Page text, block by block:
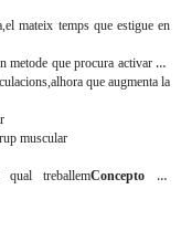
mateix temps que estigue en
metode que procura activar els
que augmenta la
muscular
treballemConcepto de